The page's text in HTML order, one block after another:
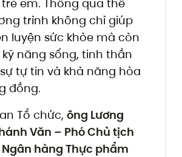
em. Thông qua thể
trình không chỉ giúp
luyện sức khỏe mà còn
năng sống, tinh thần
tự tin và khả năng hòa
đồng.
Tổ chức, ông Lương
Văn – Phó Chủ tịch
hàng Thực phẩm